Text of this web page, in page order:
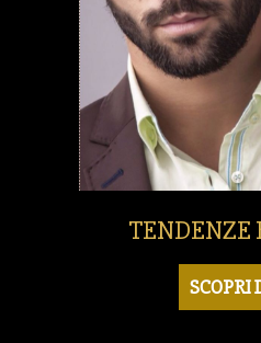
TENDENZE
SCOPRI